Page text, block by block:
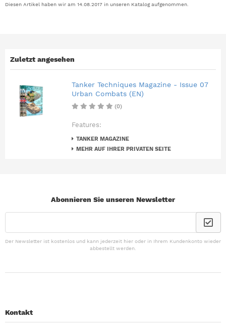
Diesen Artikel haben wir am 14.08.2017 in unseren Katalog aufgenommen.
Zuletzt angesehen
Tanker Techniques Magazine - Issue 07
Urban Combats (EN)
(0)
Features:
TANKER MAGAZINE
MEHR AUF IHRER PRIVATEN SEITE
Abonnieren Sie unseren Newsletter
Der Newsletter ist kostenlos und kann jederzeit hier oder in Ihrem Kundenkonto wieder
abbestellt werden.
Kontakt